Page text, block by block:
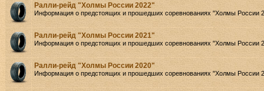
Ралли-рейд "Холмы России 2022"
Информация о предстоящих и прошедших соревнованиях "Холмы России
Ралли-рейд "Холмы России 2021"
Информация о предстоящих и прошедших соревнованиях "Холмы России
Ралли-рейд "Холмы России 2020"
Информация о предстоящих и прошедших соревнованиях "Холмы России